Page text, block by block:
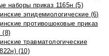
наборы приказ 1165н (5)
эпидемиологические (6)
противошоковые приказ
(8)
травматологические
(10)